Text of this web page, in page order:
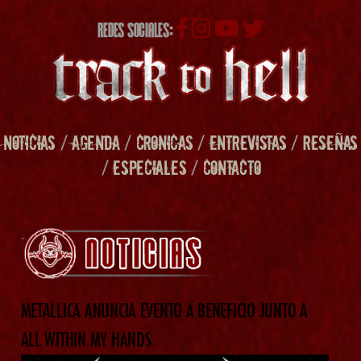
REDES SOCIALES:
NOTICIAS /AGENDA/ CRONICAS/ENTREVISTAS/RESEÑAS
/ESPECIALES/ CONTACTO
METALLICA ANUNCIA EVENTO A BENEFICIO JUNTO A
ALL WITHIN MY HANDS